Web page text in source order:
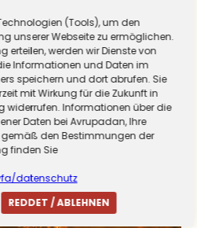
hazırlanıyor! Sivil
(Tools), um den
unserer Webseite zu ermöglichen.
erteilen, werden wir Dienste von
Informationen und Daten im
speichern und dort abrufen. Sie
mit Wirkung für die Zukunft in
widerrufen. Informationen über die
Daten bei Avrupadan, Ihre
den Bestimmungen der
finden Sie
datenschutz
REDDET / ABLEHNEN